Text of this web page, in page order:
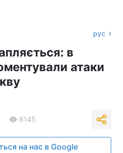
рус
в
атаки
8145
на нас в Google